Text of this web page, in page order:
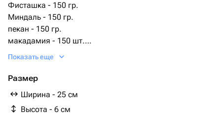
Фисташка - 150 гр.
Миндаль - 150 гр.
пекан - 150 гр.
макадамия - 150 шт.
манго и ананас в бельгийском шоколаде - 300 гр.
Показать еще
Размер
Ширина - 25 см
Высота - 6 см